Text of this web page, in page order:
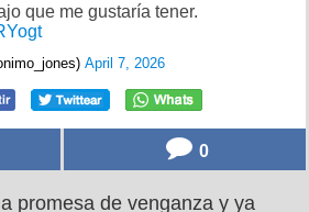
que me gustaría tener.
April 7, 2026
0
promesa de venganza y ya